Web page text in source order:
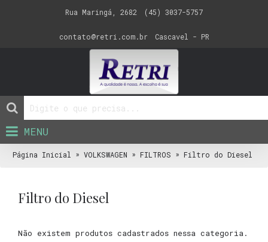
Rua Maringá, 2682 (45) 3037-5757
contato@retri.com.br Cascavel - PR
MENU
Página Inicial » VOLKSWAGEN » FILTROS » Filtro do Diesel
Filtro do Diesel
Não existem produtos cadastrados nessa categoria.